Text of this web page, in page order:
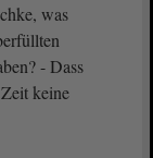
was
- Dass
keine